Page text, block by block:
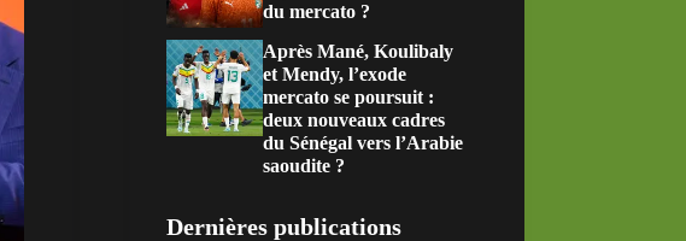
du mercato ?
Après Mané, Koulibaly
et Mendy, l’exode
mercato se poursuit :
deux nouveaux cadres
du Sénégal vers l’Arabie
saoudite ?
Dernières publications